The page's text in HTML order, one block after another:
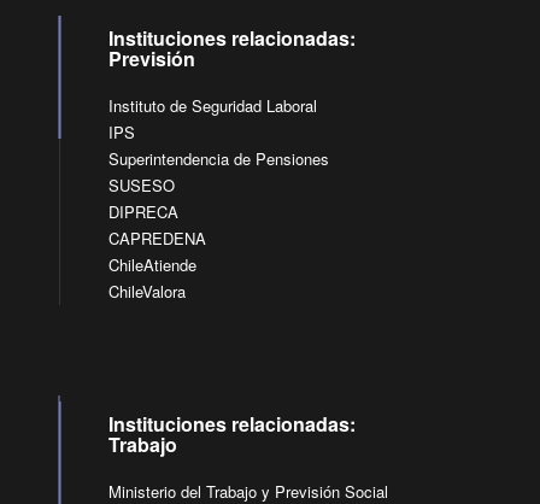
Instituciones relacionadas:
Previsión
Instituto de Seguridad Laboral
IPS
Superintendencia de Pensiones
SUSESO
DIPRECA
CAPREDENA
ChileAtiende
ChileValora
Instituciones relacionadas:
Trabajo
Ministerio del Trabajo y Previsión Social